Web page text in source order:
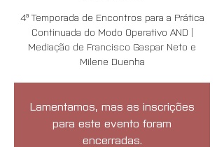
4ª Temporada de Encontros para a Prática
Continuada do Modo Operativo AND |
Mediação de Francisco Gaspar Neto e
Milene Duenha
Lamentamos, mas as inscrições
para este evento foram
encerradas.